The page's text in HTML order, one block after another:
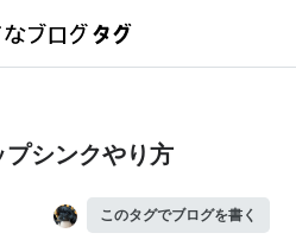
プシンクやり方
このタグでブログを書く